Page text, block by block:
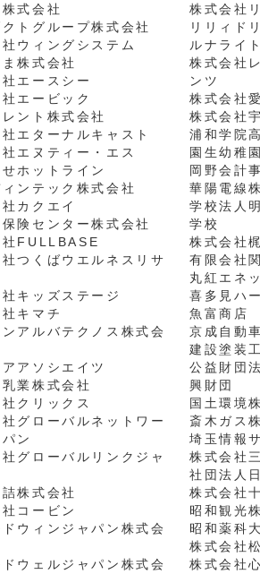
式会社
トグループ株式会社
ウィングシステム
株式会社
エースシー
エービック
ント株式会社
エターナルキャスト
エヌティー・エス
ホットライン
ンテック株式会社
カクエイ
険センター株式会社
社FULLBASE
つくばウエルネスリサ
キッズステージ
キマチ
アルバテクノス株式会
アソシエイツ
業株式会社
クリックス
グローバルネットワー
ン
グローバルリンクジャ
株式会社
コービン
ドウィンジャパン株式会
ドウェルジャパン株式会
株式会社
リリィド
ルナライ
株式会社
ンツ
株式会社
株式会社
浦和学院
園生幼稚
岡野会計
華陽電線
学校法人
学校
株式会社
有限会社
丸紅エネ
喜多見ハ
魚富商店
京成自動
建設塗装
公益財団
興財団
国土環境
斎木ガス
埼玉情報
株式会社
社団法人
株式会社
昭和観光
昭和薬科
株式会社
株式会社